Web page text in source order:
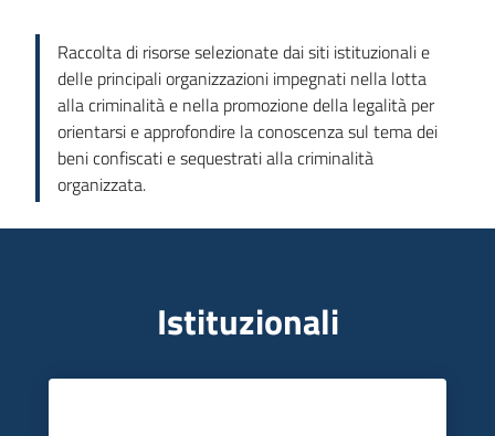
Rete
l'integrità
trasparenza
Raccolta di risorse selezionate dai siti istituzionali e
delle principali organizzazioni impegnati nella lotta
alla criminalità e nella promozione della legalità per
orientarsi e approfondire la conoscenza sul tema dei
beni confiscati e sequestrati alla criminalità
organizzata.
Istituzionali